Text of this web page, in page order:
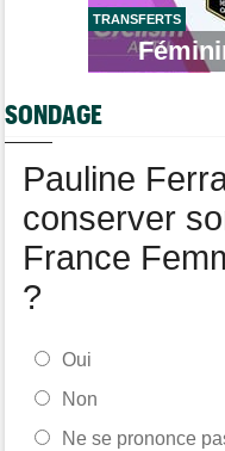
Les vidéos de cyclisme
TRANSFERTS
SONDAGE
Pauline
conserver
France
?
Oui
Non
Ne se prononce